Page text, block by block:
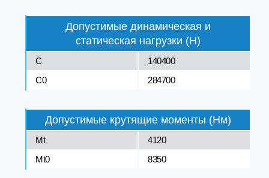
Допустимые динамическая и
статическая нагрузки (Н)
C
140400
C0
284700
Допустимые крутящие моменты (Нм)
Mt
4120
Mt0
8350